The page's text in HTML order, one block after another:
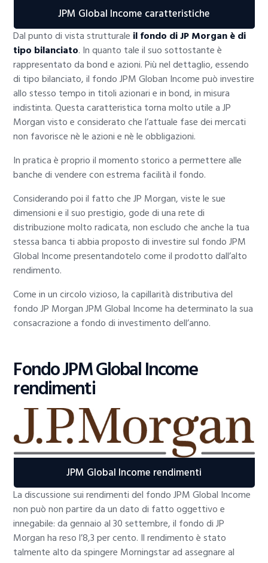
JPM Global Income caratteristiche
Dal punto di vista strutturale il fondo di JP Morgan è di
tipo bilanciato. In quanto tale il suo sottostante è
rappresentato da bond e azioni. Più nel dettaglio, essendo
di tipo bilanciato, il fondo JPM Globan Income può investire
allo stesso tempo in titoli azionari e in bond, in misura
indistinta. Questa caratteristica torna molto utile a JP
Morgan visto e considerato che l’attuale fase dei mercati
non favorisce nè le azioni e nè le obbligazioni.
In pratica è proprio il momento storico a permettere alle
banche di vendere con estrema facilità il fondo.
Considerando poi il fatto che JP Morgan, viste le sue
dimensioni e il suo prestigio, gode di una rete di
distribuzione molto radicata, non escludo che anche la tua
stessa banca ti abbia proposto di investire sul fondo JPM
Global Income presentandotelo come il prodotto dall’alto
rendimento.
Come in un circolo vizioso, la capillarità distributiva del
fondo JP Morgan JPM Global Income ha determinato la sua
consacrazione a fondo di investimento dell’anno.
Fondo JPM Global Income
rendimenti
JPM Global Income rendimenti
La discussione sui rendimenti del fondo JPM Global Income
non può non partire da un dato di fatto oggettivo e
innegabile: da gennaio al 30 settembre, il fondo di JP
Morgan ha reso l’8,3 per cento. Il rendimento è stato
talmente alto da spingere Morningstar ad assegnare al